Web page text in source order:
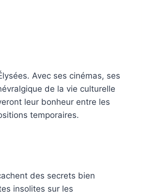
Avec ses cinémas, ses
de la vie culturelle
leur bonheur entre les
temporaires.
des secrets bien
insolites sur les